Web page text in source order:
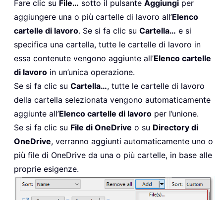
Fare clic su File… sotto il pulsante Aggiungi per
aggiungere una o più cartelle di lavoro all’Elenco
cartelle di lavoro. Se si fa clic su Cartella… e si
specifica una cartella, tutte le cartelle di lavoro in
essa contenute vengono aggiunte all’Elenco cartelle
di lavoro in un’unica operazione.
Se si fa clic su Cartella…, tutte le cartelle di lavoro
della cartella selezionata vengono automaticamente
aggiunte all’Elenco cartelle di lavoro per l’unione.
Se si fa clic su File di OneDrive o su Directory di
OneDrive, verranno aggiunti automaticamente uno o
più file di OneDrive da una o più cartelle, in base alle
proprie esigenze.